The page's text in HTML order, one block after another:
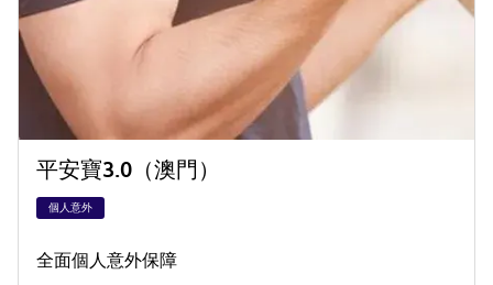
平安寶3.0（澳門）
個人意外
全面個人意外保障